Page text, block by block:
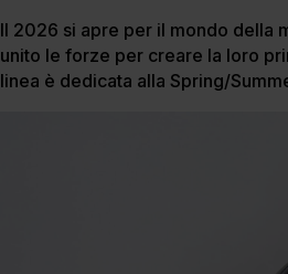
Il 2026 si apre per il mondo della
unito le forze per creare la loro
linea è dedicata alla Spring/